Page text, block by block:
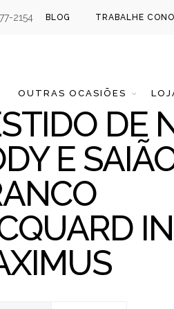
2154 BLOG TRABALHE
OUTRAS OCASIÕES
DE
E